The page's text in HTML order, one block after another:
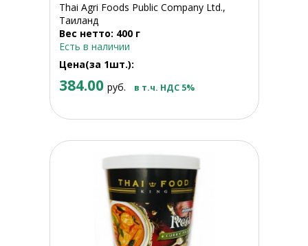
Thai Agri Foods Public Company Ltd.,
Таиланд
Вес нетто: 400 г
Есть в наличии
Цена(за 1шт.):
384.00 руб. в т.ч. НДС 5%